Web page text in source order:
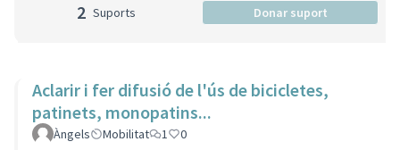
2 Suports Donar suport
Aclarir i fer difusió de l'ús de bicicletes,
patinets, monopatins...
Àngels Mobilitat 1 0